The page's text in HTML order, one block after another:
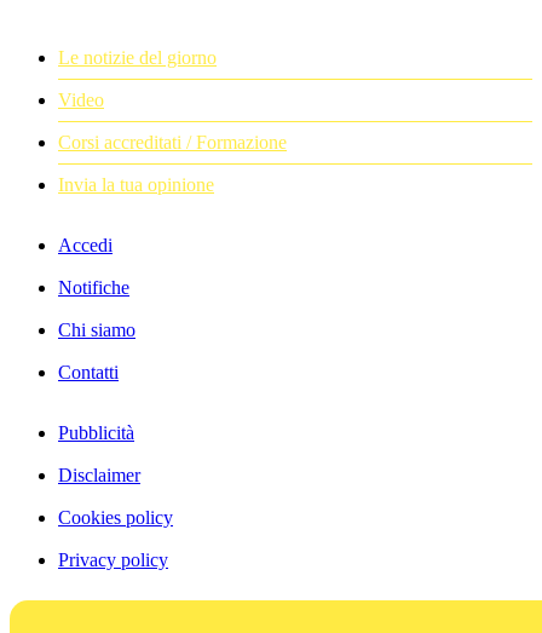
Le notizie del giorno
Video
Corsi accreditati / Formazione
Invia la tua opinione
Accedi
Notifiche
Chi siamo
Contatti
Pubblicità
Disclaimer
Cookies policy
Privacy policy